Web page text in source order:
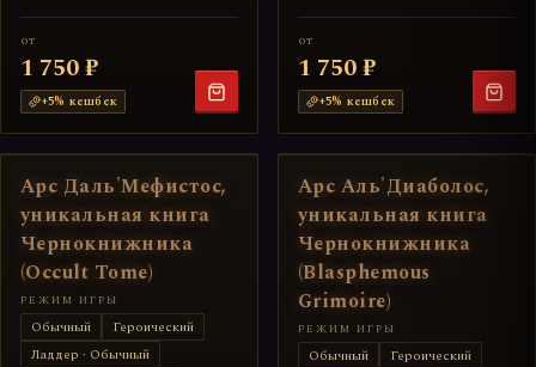
от
1 750 ₽
+5% кешбек
от
1 750 ₽
+5% кешбек
Арс Даль'Мефистос,
уникальная книга
Чернокнижника
(Occult Tome)
РЕЖИМ ИГРЫ
Обычный
Героический
Ладдер · Обычный
Арс Аль'Диаболос,
уникальная книга
Чернокнижника
(Blasphemous
Grimoire)
РЕЖИМ ИГРЫ
Обычный
Героический